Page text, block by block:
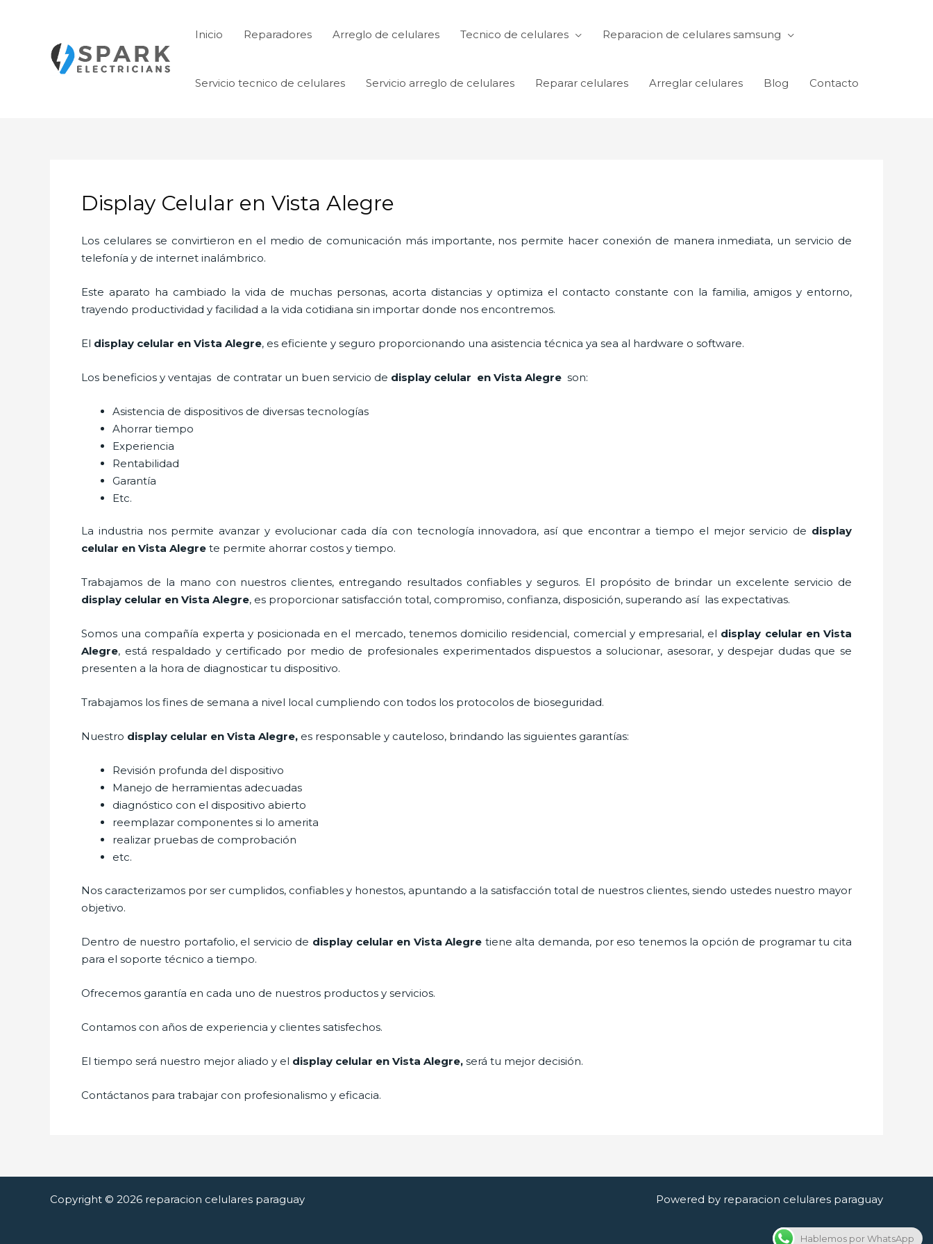
Inicio Reparadores Arreglo de celulares Tecnico de celulares Reparacion de celulares samsung
Servicio tecnico de celulares Servicio arreglo de celulares Reparar celulares Arreglar celulares Blog Contacto
Display Celular en Vista Alegre
Los celulares se convirtieron en el medio de comunicación más importante, nos permite hacer conexión de manera inmediata, un servicio de
telefonía y de internet inalámbrico.
Este aparato ha cambiado la vida de muchas personas, acorta distancias y optimiza el contacto constante con la familia, amigos y entorno,
trayendo productividad y facilidad a la vida cotidiana sin importar donde nos encontremos.
El display celular en Vista Alegre, es eficiente y seguro proporcionando una asistencia técnica ya sea al hardware o software.
Los beneficios y ventajas de contratar un buen servicio de display celular en Vista Alegre son:
Asistencia de dispositivos de diversas tecnologías
Ahorrar tiempo
Experiencia
Rentabilidad
Garantía
Etc.
La industria nos permite avanzar y evolucionar cada día con tecnología innovadora, así que encontrar a tiempo el mejor servicio de display
celular en Vista Alegre te permite ahorrar costos y tiempo.
Trabajamos de la mano con nuestros clientes, entregando resultados confiables y seguros. El propósito de brindar un excelente servicio de
display celular en Vista Alegre, es proporcionar satisfacción total, compromiso, confianza, disposición, superando así las expectativas.
Somos una compañía experta y posicionada en el mercado, tenemos domicilio residencial, comercial y empresarial, el display celular en Vista
Alegre, está respaldado y certificado por medio de profesionales experimentados dispuestos a solucionar, asesorar, y despejar dudas que se
presenten a la hora de diagnosticar tu dispositivo.
Trabajamos los fines de semana a nivel local cumpliendo con todos los protocolos de bioseguridad.
Nuestro display celular en Vista Alegre, es responsable y cauteloso, brindando las siguientes garantías:
Revisión profunda del dispositivo
Manejo de herramientas adecuadas
diagnóstico con el dispositivo abierto
reemplazar componentes si lo amerita
realizar pruebas de comprobación
etc.
Nos caracterizamos por ser cumplidos, confiables y honestos, apuntando a la satisfacción total de nuestros clientes, siendo ustedes nuestro mayor
objetivo.
Dentro de nuestro portafolio, el servicio de display celular en Vista Alegre tiene alta demanda, por eso tenemos la opción de programar tu cita
para el soporte técnico a tiempo.
Ofrecemos garantía en cada uno de nuestros productos y servicios.
Contamos con años de experiencia y clientes satisfechos.
El tiempo será nuestro mejor aliado y el display celular en Vista Alegre, será tu mejor decisión.
Contáctanos para trabajar con profesionalismo y eficacia.
Copyright © 2026 reparacion celulares paraguay Powered by reparacion celulares paraguay
Hablemos por WhatsApp